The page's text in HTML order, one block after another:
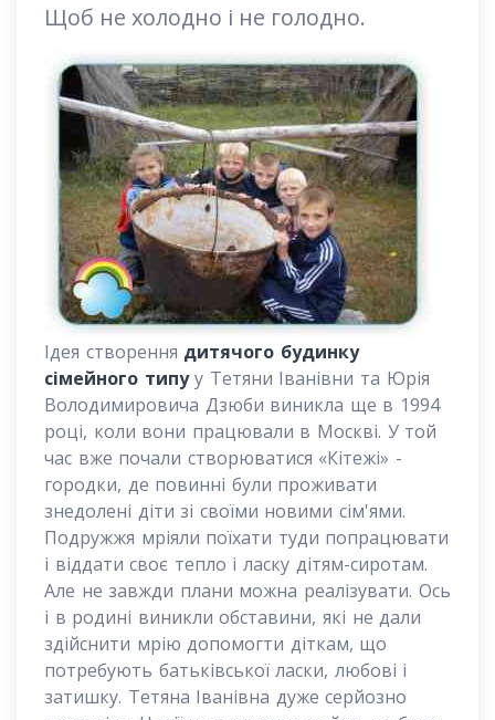
Щоб не холодно і не голодно.
Ідея створення дитячого будинку
сімейного типуу Тетяни Іванівни та Юрія
Володимировича Дзюби виникла ще в 1994
році, коли вони працювали в Москві. У той
час вже почали створюватися «Кітежі» -
городки, де повинні були проживати
знедолені діти зі своїми новими сім'ями.
Подружжя мріяли поїхати туди попрацювати
і віддати своє тепло і ласку дітям-сиротам.
Але не завжди плани можна реалізувати. Ось
і в родині виникли обставини, які не дали
здійснити мрію допомогти діткам, що
потребують батьківської ласки, любові і
затишку. Тетяна Іванівна дуже серйозно